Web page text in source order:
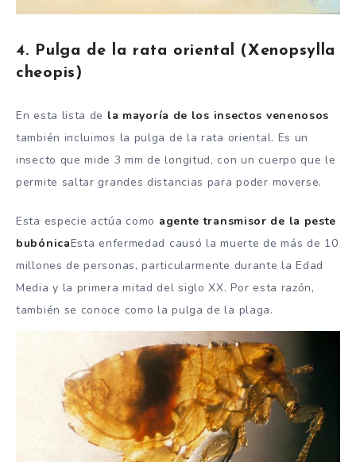
4. Pulga de la rata oriental (Xenopsylla
cheopis)
En esta lista de la mayoría de los insectos venenosos
también incluimos la pulga de la rata oriental. Es un
insecto que mide 3 mm de longitud, con un cuerpo que le
permite saltar grandes distancias para poder moverse.
Esta especie actúa como agente transmisor de la peste
bubónicaEsta enfermedad causó la muerte de más de 10
millones de personas, particularmente durante la Edad
Media y la primera mitad del siglo XX. Por esta razón,
también se conoce como la pulga de la plaga.